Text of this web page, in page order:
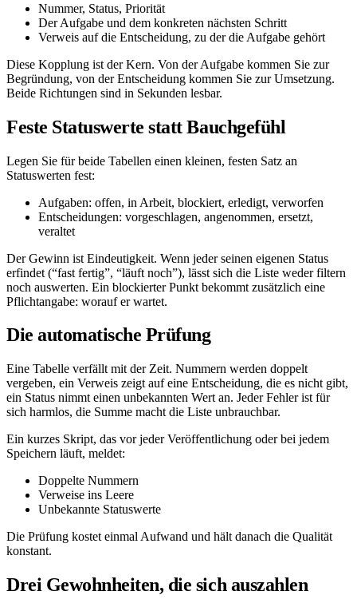
Nummer, Status, Priorität
Der Aufgabe und dem konkreten nächsten Schritt
Verweis auf die Entscheidung, zu der die Aufgabe gehört
Diese Kopplung ist der Kern. Von der Aufgabe kommen Sie zur
Begründung, von der Entscheidung kommen Sie zur Umsetzung.
Beide Richtungen sind in Sekunden lesbar.
Feste Statuswerte statt Bauchgefühl
Legen Sie für beide Tabellen einen kleinen, festen Satz an
Statuswerten fest:
Aufgaben: offen, in Arbeit, blockiert, erledigt, verworfen
Entscheidungen: vorgeschlagen, angenommen, ersetzt,
veraltet
Der Gewinn ist Eindeutigkeit. Wenn jeder seinen eigenen Status
erfindet (“fast fertig”, “läuft noch”), lässt sich die Liste weder filtern
noch auswerten. Ein blockierter Punkt bekommt zusätzlich eine
Pflichtangabe: worauf er wartet.
Die automatische Prüfung
Eine Tabelle verfällt mit der Zeit. Nummern werden doppelt
vergeben, ein Verweis zeigt auf eine Entscheidung, die es nicht gibt,
ein Status nimmt einen unbekannten Wert an. Jeder Fehler ist für
sich harmlos, die Summe macht die Liste unbrauchbar.
Ein kurzes Skript, das vor jeder Veröffentlichung oder bei jedem
Speichern läuft, meldet:
Doppelte Nummern
Verweise ins Leere
Unbekannte Statuswerte
Die Prüfung kostet einmal Aufwand und hält danach die Qualität
konstant.
Drei Gewohnheiten, die sich auszahlen